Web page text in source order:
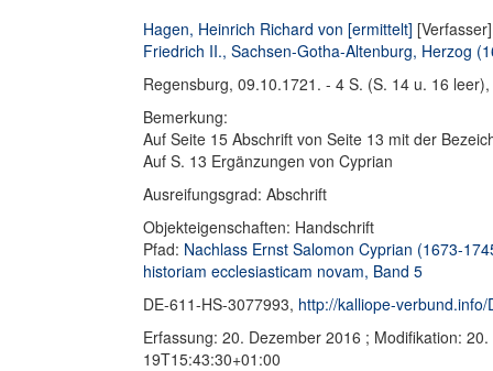
Hagen, Heinrich Richard von [ermittelt]
Friedrich II., Sachsen-Gotha-Altenburg, Herzog
Regensburg, 09.10.1721. - 4 S. (S. 14 u. 16
Bemerkung:
Auf Seite 15 Abschrift von Seite 13 mit der
Auf S. 13 Ergänzungen von Cyprian
Ausreifungsgrad: Abschrift
Objekteigenschaften: Handschrift
Pfad: Nachlass Ernst Salomon Cyprian (1673-
historiam ecclesiasticam novam, Band 5
DE-611-HS-3077993, http://kalliope-
Erfassung: 20. Dezember 2016 ; Modifikation:
19T15:43:30+01:00